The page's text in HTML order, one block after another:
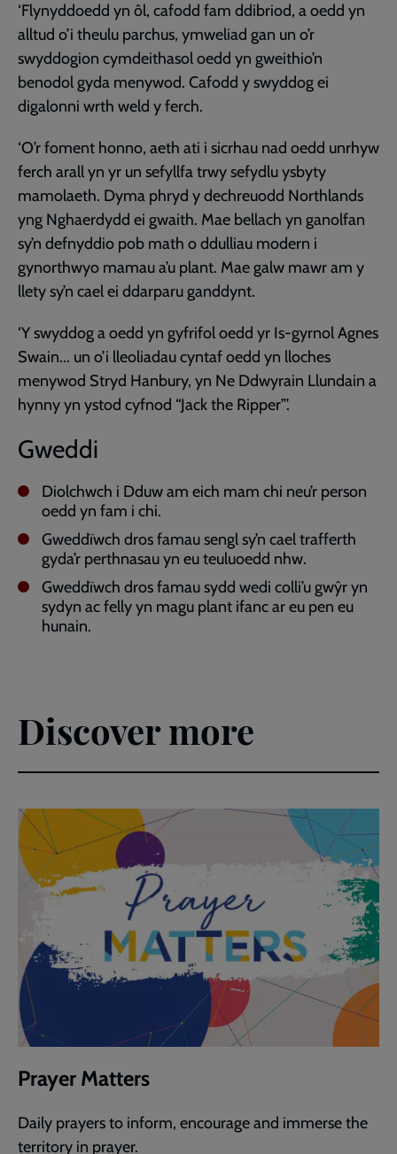
‘Flynyddoedd yn ôl, cafodd fam ddibriod, a oedd yn
alltud o’i theulu parchus, ymweliad gan un o’r
swyddogion cymdeithasol oedd yn gweithio’n
benodol gyda menywod. Cafodd y swyddog ei
digalonni wrth weld y ferch.
‘O’r foment honno, aeth ati i sicrhau nad oedd unrhyw
ferch arall yn yr un sefyllfa trwy sefydlu ysbyty
mamolaeth. Dyma phryd y dechreuodd Northlands
yng Nghaerdydd ei gwaith. Mae bellach yn ganolfan
sy’n defnyddio pob math o ddulliau modern i
gynorthwyo mamau a’u plant. Mae galw mawr am y
llety sy’n cael ei ddarparu ganddynt.
‘Y swyddog a oedd yn gyfrifol oedd yr Is-gyrnol Agnes
Swain... un o’i lleoliadau cyntaf oedd yn lloches
menywod Stryd Hanbury, yn Ne Ddwyrain Llundain a
hynny yn ystod cyfnod “Jack the Ripper”’.
Gweddi
Diolchwch i Dduw am eich mam chi neu’r person
oedd yn fam i chi.
Gweddïwch dros famau sengl sy’n cael trafferth
gyda’r perthnasau yn eu teuluoedd nhw.
Gweddïwch dros famau sydd wedi colli’u gwŷr yn
sydyn ac felly yn magu plant ifanc ar eu pen eu
hunain.
Discover more
Prayer Matters
Daily prayers to inform, encourage and immerse the
territory in prayer.